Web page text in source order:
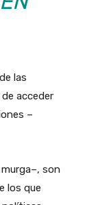
las
acceder
–
son
los que